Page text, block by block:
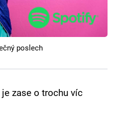
poslech
zase o trochu víc